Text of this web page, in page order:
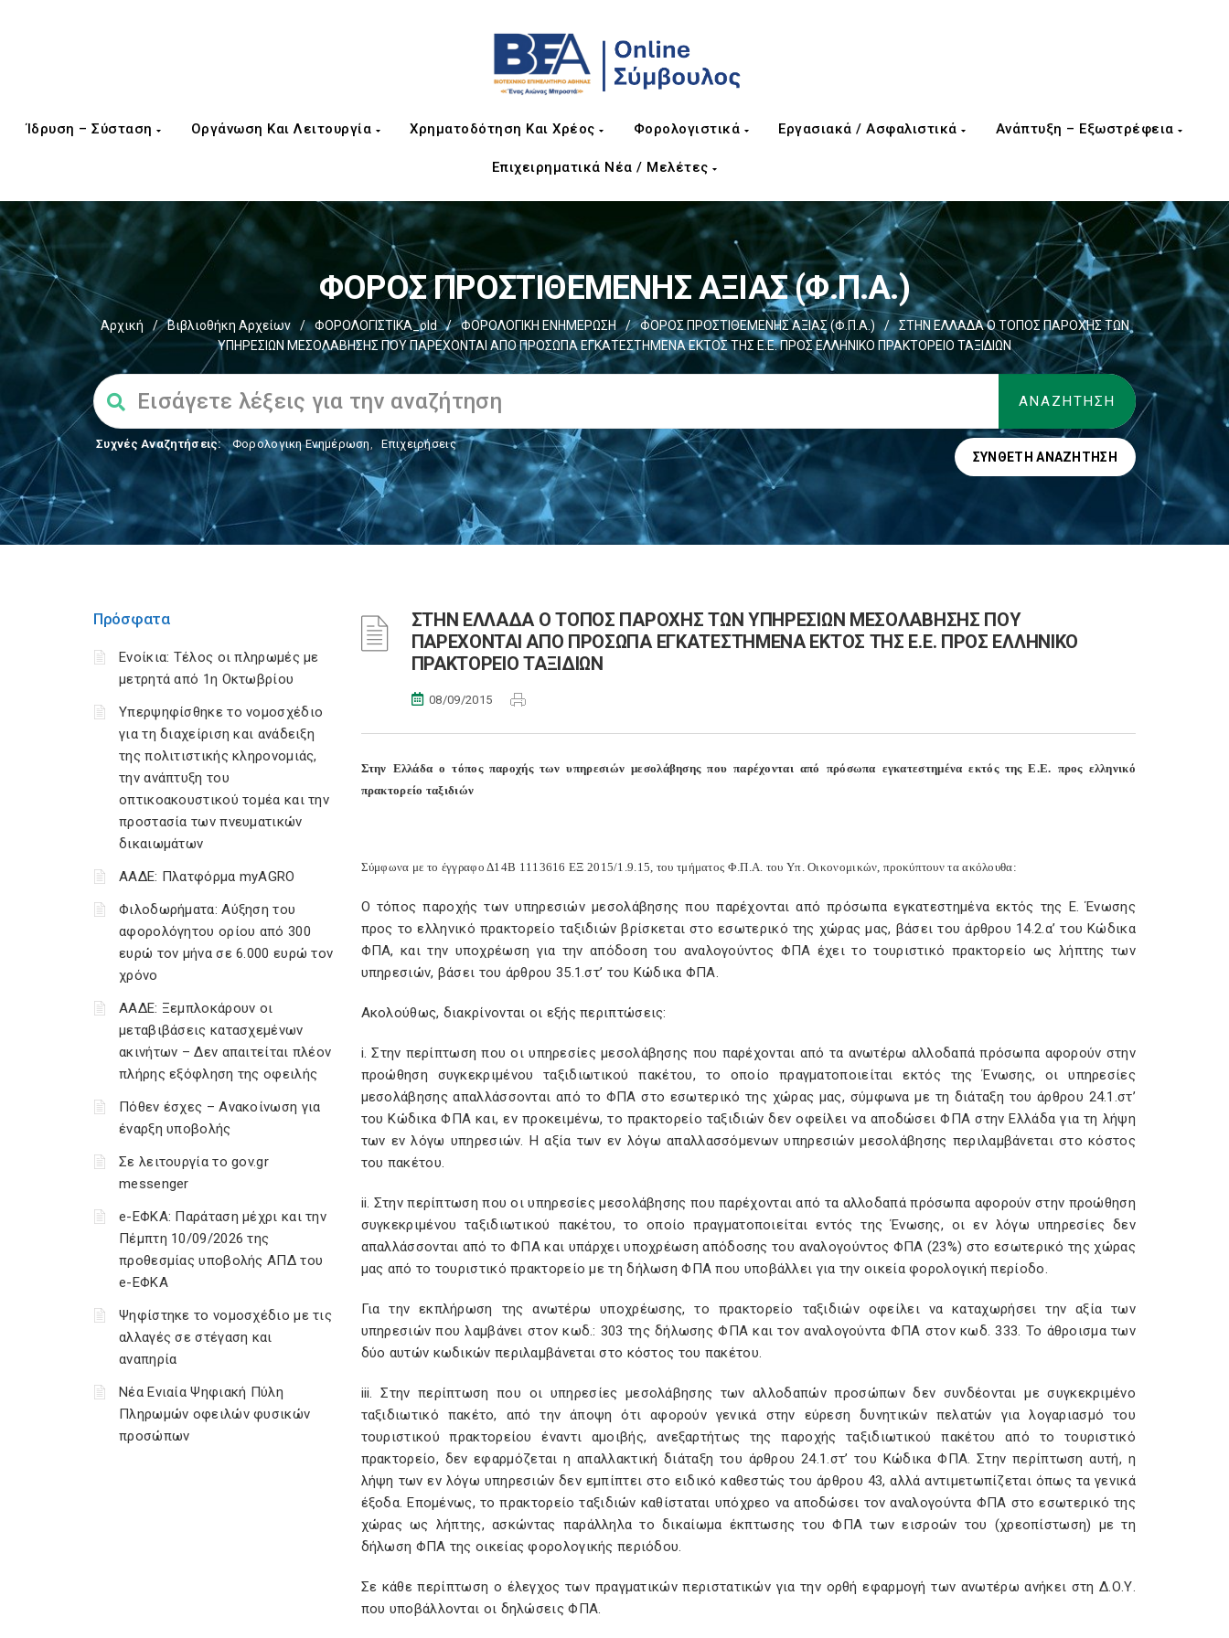
Ίδρυση – Σύσταση Οργάνωση Και Λειτουργία Χρηματοδότηση Και Χρέος Φορολογιστικά Εργασιακά / Ασφαλιστικά Ανάπτυξη – Εξωστρέφεια
Επιχειρηματικά Νέα / Μελέτες
ΦΟΡΟΣ ΠΡΟΣΤΙΘΕΜΕΝΗΣ ΑΞΙΑΣ (Φ.Π.Α.)
Αρχική / Βιβλιοθήκη Αρχείων / ΦΟΡΟΛΟΓΙΣΤΙΚΑ_old / ΦΟΡΟΛΟΓΙΚΗ ΕΝΗΜΕΡΩΣΗ / ΦΟΡΟΣ ΠΡΟΣΤΙΘΕΜΕΝΗΣ ΑΞΙΑΣ (Φ.Π.Α.) /
ΣΤΗΝ ΕΛΛΑΔΑ Ο ΤΟΠΟΣ ΠΑΡΟΧΗΣ ΤΩΝ
ΥΠΗΡΕΣΙΩΝ ΜΕΣΟΛΑΒΗΣΗΣ ΠΟΥ ΠΑΡΕΧΟΝΤΑΙ ΑΠΟ ΠΡΟΣΩΠΑ ΕΓΚΑΤΕΣΤΗΜΕΝΑ ΕΚΤΟΣ ΤΗΣ Ε.Ε. ΠΡΟΣ ΕΛΛΗΝΙΚΟ ΠΡΑΚΤΟΡΕΙΟ ΤΑΞΙΔΙΩΝ
Συχνές Αναζητήσεις: Φορολογικη Ενημέρωση, Επιχειρήσεις
ΣΎΝΘΕΤΗ ΑΝΑΖΉΤΗΣΗ
Πρόσφατα
Ενοίκια: Τέλος οι πληρωμές με
μετρητά από 1η Οκτωβρίου
Υπερψηφίσθηκε το νομοσχέδιο
για τη διαχείριση και ανάδειξη
της πολιτιστικής κληρονομιάς,
την ανάπτυξη του
οπτικοακουστικού τομέα και την
προστασία των πνευματικών
δικαιωμάτων
ΑΑΔΕ: Πλατφόρμα myAGRO
Φιλοδωρήματα: Αύξηση του
αφορολόγητου ορίου από 300
ευρώ τον μήνα σε 6.000 ευρώ τον
χρόνο
ΑΑΔΕ: Ξεμπλοκάρουν οι
μεταβιβάσεις κατασχεμένων
ακινήτων – Δεν απαιτείται πλέον
πλήρης εξόφληση της οφειλής
Πόθεν έσχες – Ανακοίνωση για
έναρξη υποβολής
Σε λειτουργία το gov.gr
messenger
e-ΕΦΚΑ: Παράταση μέχρι και την
Πέμπτη 10/09/2026 της
προθεσμίας υποβολής ΑΠΔ του
e-ΕΦΚΑ
Ψηφίστηκε το νομοσχέδιο με τις
αλλαγές σε στέγαση και
αναπηρία
Νέα Ενιαία Ψηφιακή Πύλη
Πληρωμών οφειλών φυσικών
προσώπων
ΣΤΗΝ ΕΛΛΑΔΑ Ο ΤΟΠΟΣ ΠΑΡΟΧΗΣ ΤΩΝ ΥΠΗΡΕΣΙΩΝ ΜΕΣΟΛΑΒΗΣΗΣ ΠΟΥ
ΠΑΡΕΧΟΝΤΑΙ ΑΠΟ ΠΡΟΣΩΠΑ ΕΓΚΑΤΕΣΤΗΜΕΝΑ ΕΚΤΟΣ ΤΗΣ Ε.Ε. ΠΡΟΣ ΕΛΛΗΝΙΚΟ
ΠΡΑΚΤΟΡΕΙΟ ΤΑΞΙΔΙΩΝ
08/09/2015
Στην Ελλάδα ο τόπος παροχής των υπηρεσιών μεσολάβησης που παρέχονται από πρόσωπα εγκατεστημένα εκτός της Ε.Ε. προς ελληνικό
πρακτορείο ταξιδιών
Σύμφωνα με το έγγραφο Δ14Β 1113616 ΕΞ 2015/1.9.15, του τμήματος Φ.Π.Α. του Υπ. Οικονομικών, προκύπτουν τα ακόλουθα:
Ο τόπος παροχής των υπηρεσιών μεσολάβησης που παρέχονται από πρόσωπα εγκατεστημένα εκτός της Ε. Ένωσης
προς το ελληνικό πρακτορείο ταξιδιών βρίσκεται στο εσωτερικό της χώρας μας, βάσει του άρθρου 14.2.α’ του Κώδικα
ΦΠΑ, και την υποχρέωση για την απόδοση του αναλογούντος ΦΠΑ έχει το τουριστικό πρακτορείο ως λήπτης των
υπηρεσιών, βάσει του άρθρου 35.1.στ’ του Κώδικα ΦΠΑ.
Ακολούθως, διακρίνονται οι εξής περιπτώσεις:
i. Στην περίπτωση που οι υπηρεσίες μεσολάβησης που παρέχονται από τα ανωτέρω αλλοδαπά πρόσωπα αφορούν στην
προώθηση συγκεκριμένου ταξιδιωτικού πακέτου, το οποίο πραγματοποιείται εκτός της Ένωσης, οι υπηρεσίες
μεσολάβησης απαλλάσσονται από το ΦΠΑ στο εσωτερικό της χώρας μας, σύμφωνα με τη διάταξη του άρθρου 24.1.στ’
του Κώδικα ΦΠΑ και, εν προκειμένω, το πρακτορείο ταξιδιών δεν οφείλει να αποδώσει ΦΠΑ στην Ελλάδα για τη λήψη
των εν λόγω υπηρεσιών. Η αξία των εν λόγω απαλλασσόμενων υπηρεσιών μεσολάβησης περιλαμβάνεται στο κόστος
του πακέτου.
ii. Στην περίπτωση που οι υπηρεσίες μεσολάβησης που παρέχονται από τα αλλοδαπά πρόσωπα αφορούν στην προώθηση
συγκεκριμένου ταξιδιωτικού πακέτου, το οποίο πραγματοποιείται εντός της Ένωσης, οι εν λόγω υπηρεσίες δεν
απαλλάσσονται από το ΦΠΑ και υπάρχει υποχρέωση απόδοσης του αναλογούντος ΦΠΑ (23%) στο εσωτερικό της χώρας
μας από το τουριστικό πρακτορείο με τη δήλωση ΦΠΑ που υποβάλλει για την οικεία φορολογική περίοδο.
Για την εκπλήρωση της ανωτέρω υποχρέωσης, το πρακτορείο ταξιδιών οφείλει να καταχωρήσει την αξία των
υπηρεσιών που λαμβάνει στον κωδ.: 303 της δήλωσης ΦΠΑ και τον αναλογούντα ΦΠΑ στον κωδ. 333. Το άθροισμα των
δύο αυτών κωδικών περιλαμβάνεται στο κόστος του πακέτου.
iii. Στην περίπτωση που οι υπηρεσίες μεσολάβησης των αλλοδαπών προσώπων δεν συνδέονται με συγκεκριμένο
ταξιδιωτικό πακέτο, από την άποψη ότι αφορούν γενικά στην εύρεση δυνητικών πελατών για λογαριασμό του
τουριστικού πρακτορείου έναντι αμοιβής, ανεξαρτήτως της παροχής ταξιδιωτικού πακέτου από το τουριστικό
πρακτορείο, δεν εφαρμόζεται η απαλλακτική διάταξη του άρθρου 24.1.στ’ του Κώδικα ΦΠΑ. Στην περίπτωση αυτή, η
λήψη των εν λόγω υπηρεσιών δεν εμπίπτει στο ειδικό καθεστώς του άρθρου 43, αλλά αντιμετωπίζεται όπως τα γενικά
έξοδα. Επομένως, το πρακτορείο ταξιδιών καθίσταται υπόχρεο να αποδώσει τον αναλογούντα ΦΠΑ στο εσωτερικό της
χώρας ως λήπτης, ασκώντας παράλληλα το δικαίωμα έκπτωσης του ΦΠΑ των εισροών του (χρεοπίστωση) με τη
δήλωση ΦΠΑ της οικείας φορολογικής περιόδου.
Σε κάθε περίπτωση ο έλεγχος των πραγματικών περιστατικών για την ορθή εφαρμογή των ανωτέρω ανήκει στη Δ.Ο.Υ.
που υποβάλλονται οι δηλώσεις ΦΠΑ.